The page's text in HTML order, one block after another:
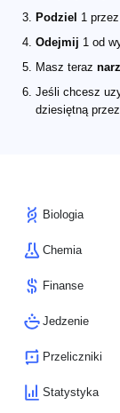
Podziel 1
Odejmij 1 od
Masz teraz
Jeśli chcesz
dziesiętną przez
Biologia
Chemia
Finanse
Jedzenie
Przeliczniki
Statystyka